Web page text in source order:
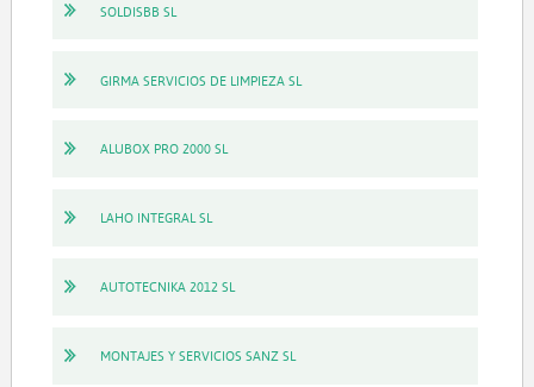
SOLDISBB SL
GIRMA SERVICIOS DE LIMPIEZA SL
ALUBOX PRO 2000 SL
LAHO INTEGRAL SL
AUTOTECNIKA 2012 SL
MONTAJES Y SERVICIOS SANZ SL